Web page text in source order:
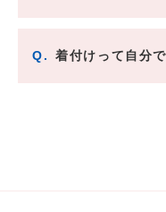
Q. 着付けって自分